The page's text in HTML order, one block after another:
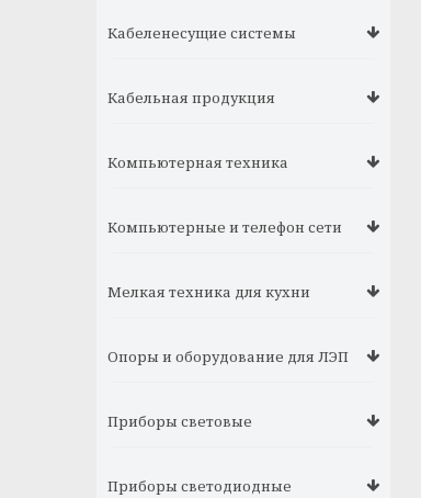
Кабеленесущие системы
Кабельная продукция
Компьютерная техника
Компьютерные и телефон сети
Мелкая техника для кухни
Опоры и оборудование для ЛЭП
Приборы световые
Приборы светодиодные